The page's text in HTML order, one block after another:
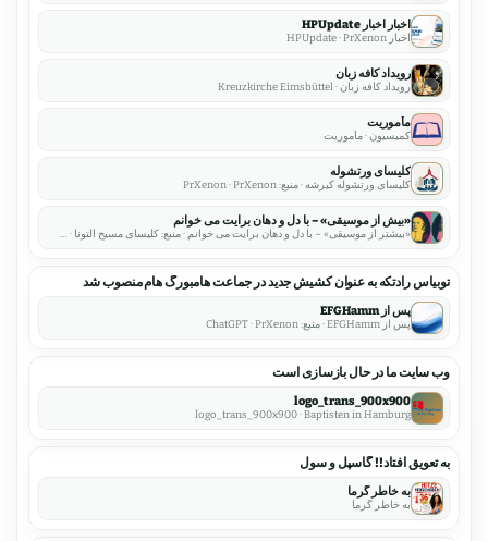
اخبار اخبار HPUpdate
اخبار HPUpdate · PrXenon
رویداد کافه زبان
رویداد کافه زبان · Kreuzkirche Eimsbüttel
مأموریت
کمیسیون · مأموریت
کلیسای ورتشوله
کلیسای ورتشوله کیرشه · منبع: PrXenon · PrXenon
«بیش از موسیقی» – با دل و دهان برایت می خوانم
«بیشتر از موسیقی» – با دل و دهان برایت می خوانم · منبع: کلیسای مسیح آلتونا · EFG هامبورگ آلتونا (کریستوس کیرشه)
توبیاس رادتکه به عنوان کشیش جدید در جماعت هامبورگ هام منصوب شد
پس از EFGHamm
پس از EFGHamm · منبع: ChatGPT · PrXenon
وب سایت ما در حال بازسازی است
logo_trans_900x900
logo_trans_900x900 · Baptisten in Hamburg
به تعویق افتاد!! گاسپل و سول
به خاطر گرما
به خاطر گرما